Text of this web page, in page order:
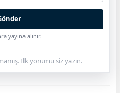
yayına alınır.
İlk yorumu siz yazın.